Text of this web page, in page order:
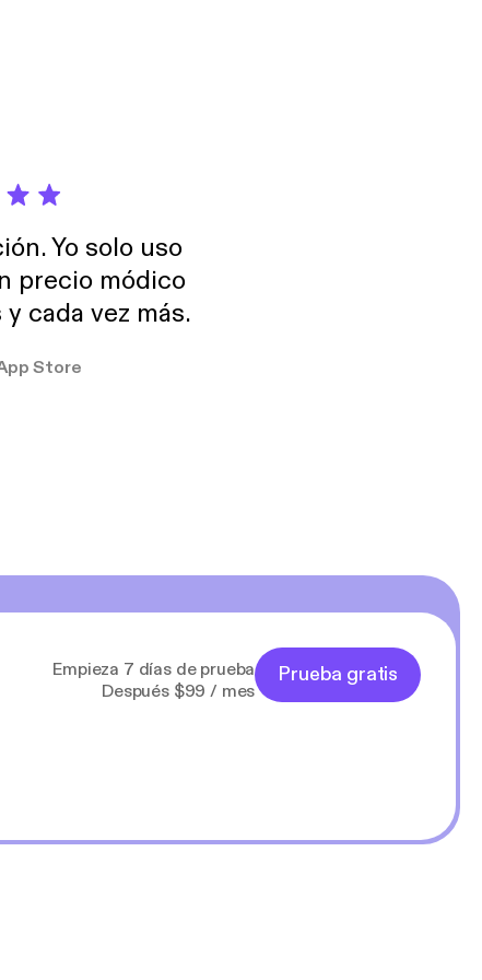
Yo solo uso
precio módico
cada vez más.
Store
Empieza 7 días de prueba
Después $99 / mes
Prueba gratis